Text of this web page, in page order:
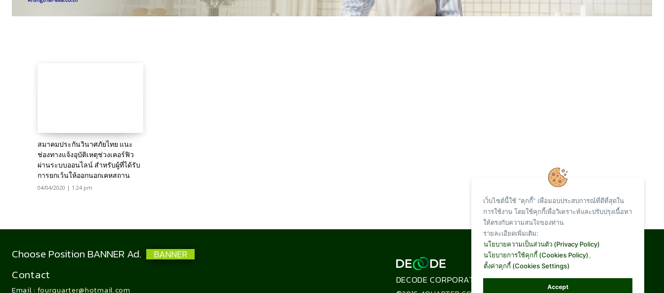
สมาคมประกันวินาศภัยไทย แนะ
ช่องทางแจ้งอุบัติเหตุช่วงเคอร์ฟิว
ผ่านระบบออนไลน์ สำหรับผู้ที่ได้รับ
การยกเว้นให้ออกนอกเคหสถาน
04/04/2020 | 1:24 pm
Choose Position BANNER Ad. BANNER
Contact
Email : fourquarter@hotmail.com
DECODE CORPORATION LIMITED
Total Visit :
1,093,171
เว็บไซต์นี้ใช้ "คุกกี้” เพื่อมอบประสบการณ์ที่ดีที่สุดใน
การใช้งาน โดยใช้คุกกี้เพื่อวิเคราะห์และปรับปรุงเนื้อหา
ให้ตรงกับความสนใจของท่าน
รายละเอียดเพิ่มเติม:
นโยบายความเป็นส่วนตัว (Privacy Policy)
นโยบายการใช้คุกกี้ (Cookies Policy),
ตั้งค่าคุกกี้ (Cookies Settings)
Accept